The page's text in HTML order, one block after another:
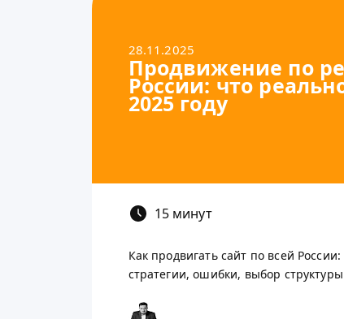
28.11.2025
Продвижение по
России: что
2025 году
15 минут
Как продвигать сайт по всей
стратегии, ошибки, выбор